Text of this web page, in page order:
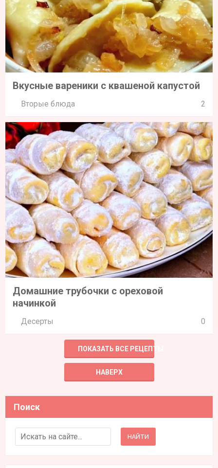
Вкусные вареники с квашеной капустой
Вторые блюда 2
Домашние трубочки с ореховой
начинкой
Десерты 0
ПОКАЗАТЬ ВСЕ РЕЦЕПТЫ
НАВЕРХ
Поиск
Search for: